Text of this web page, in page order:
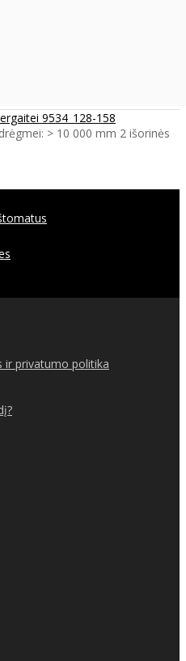
9534_128-158
> 10 000 mm 2 išorinės
ir privatumo politika